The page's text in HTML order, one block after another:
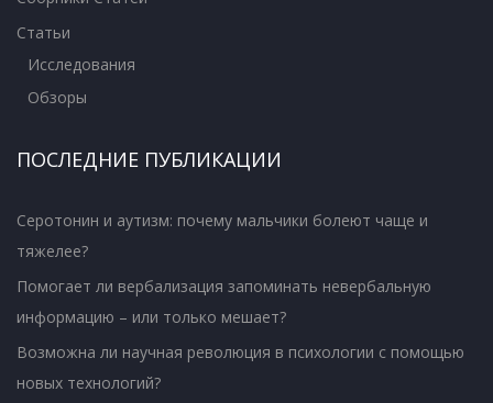
Статьи
Исследования
Обзоры
ПОСЛЕДНИЕ ПУБЛИКАЦИИ
Серотонин и аутизм: почему мальчики болеют чаще и
тяжелее?
Помогает ли вербализация запоминать невербальную
информацию – или только мешает?
Возможна ли научная революция в психологии с помощью
новых технологий?